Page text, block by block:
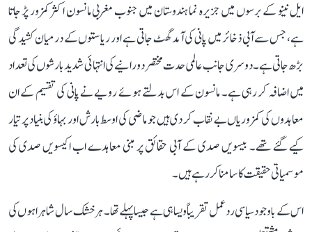
ایل نینو کے برسوں میں جزیرہ نما ہندوستان میں جنوب مغربی مانسون اکثر کمزور پڑ جاتا
ہے، جس سے آبی ذخائر میں پانی کی آمد گھٹ جاتی ہے اور ریاستوں کے درمیان کشیدگی
بڑھ جاتی ہے۔ دوسری جانب عالمی حدت مختصر دورانیے کی انتہائی شدید بارشوں کی تعداد
میں اضافہ کر رہی ہے۔ مانسون کے اس بدلتے ہوئے رویے نے پانی کی تقسیم کے ان
معاہدوں کی کمزوریاں بے نقاب کر دی ہیں جو ماضی کی اوسط بارش اور بہاؤ کی بنیاد پر تیار
کیے گئے تھے۔ بیسویں صدی کے آبی حقائق پر مبنی معاہدے اب اکیسویں صدی کی
موسمیاتی حقیقت کا سامنا کر رہے ہیں۔
اس کے باوجود سیاسی ردعمل تقریباً ویسا ہی ہے جیسا پہلے تھا۔ ہر خشک سال شاہراہوں کی